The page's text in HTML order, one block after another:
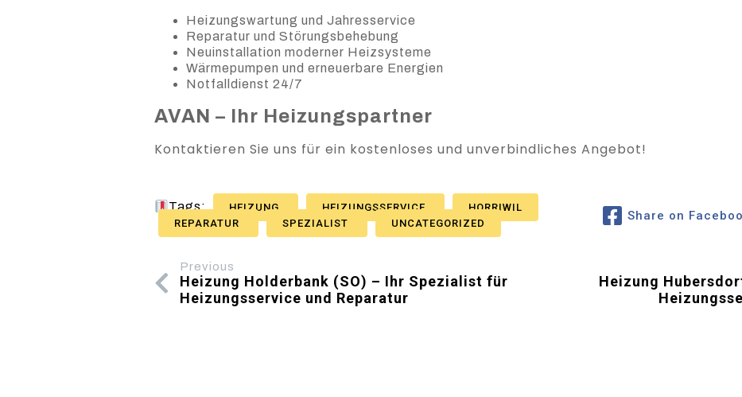
Heizungswartung und Jahresservice
Reparatur und Störungsbehebung
Neuinstallation moderner Heizsysteme
Wärmepumpen und erneuerbare Energien
Notfalldienst 24/7
AVAN – Ihr Heizungspartner
Kontaktieren Sie uns für ein kostenloses und unverbindliches Angebot!
Tags: HEIZUNG HEIZUNGSSERVICE
HORRIWIL
REPARATUR
SPEZIALIST UNCATEGORIZED
Share on
Previous
Heizung Holderbank (SO) – Ihr Spezialist für
Heizungsservice und Reparatur
Heizung